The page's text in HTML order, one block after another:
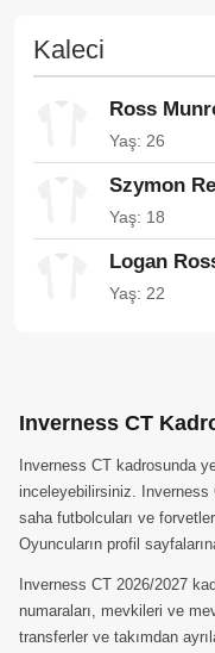
Kaleci
Ross
Yaş: 26
Szymon
Yaş: 18
Logan
Yaş: 22
Inverness CT
Inverness CT kadrosunda
inceleyebilirsiniz. Inverness
saha futbolcuları ve
Oyuncuların profil
Inverness CT 2026/2027
numaraları, mevkileri ve
transferler ve takımdan